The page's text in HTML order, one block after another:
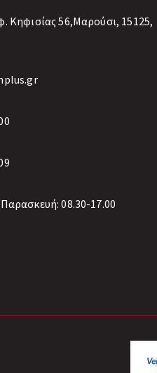
Κηφισίας 56,Μαρούσι, 15125,
08.30-17.00